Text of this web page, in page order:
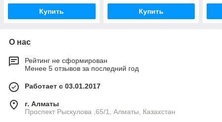
Купить Купить
О нас
Рейтинг не сформирован
Менее 5 отзывов за последний год
Работает с 03.01.2017
г. Алматы
Проспект Рыскулова ,65/1, Алматы, Казахстан